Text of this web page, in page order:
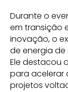
Durante o
em transição
inovação, o
de energia de
Ele destacou
para acelerar
projetos